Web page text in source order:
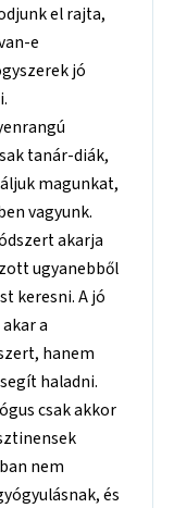
el rajta,
e
jó
tanár-diák,
magunkat,
vagyunk.
akarja
ugyanebből
keresni. A jó
a
hanem
haladni.
csak akkor
nem
és